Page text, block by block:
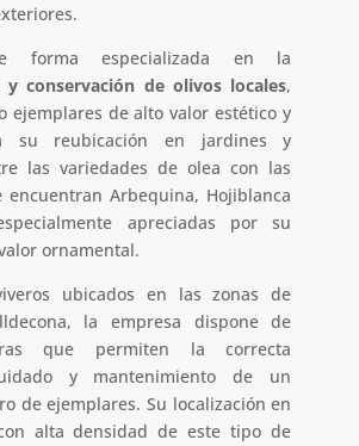
forma especializada en la
y conservación de olivos locales,
ejemplares de alto valor estético y
su reubicación en jardines y
las variedades de olea con las
encuentran Arbequina, Hojiblanca
apreciadas por su
ornamental.
ubicados en las zonas de
la empresa dispone de
que permiten la correcta
y mantenimiento de un
de ejemplares. Su localización en
alta densidad de este tipo de